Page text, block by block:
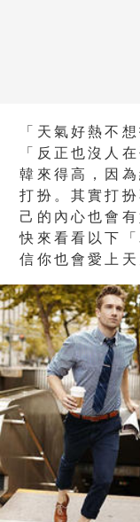
「天氣好熱不
「反正也沒人
韓來得高，因
打扮。其實打
己的內心也會
快來看看以下
信你也會愛上天